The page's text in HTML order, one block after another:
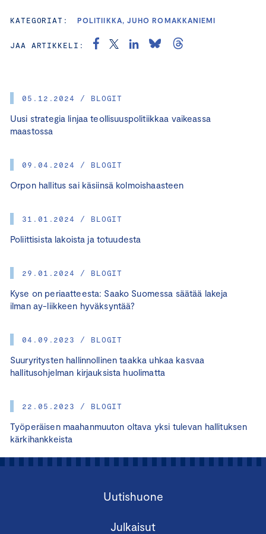
05.12.2024 / BLOGIT
Uusi strategia linjaa teollisuuspolitiikkaa vaikeassa
maastossa
09.04.2024 / BLOGIT
Orpon hallitus sai käsiinsä kolmoishaasteen
31.01.2024 / BLOGIT
Poliittisista lakoista ja totuudesta
29.01.2024 / BLOGIT
Kyse on periaatteesta: Saako Suomessa säätää lakeja
ilman ay-liikkeen hyväksyntää?
04.09.2023 / BLOGIT
Suuryritysten hallinnollinen taakka uhkaa kasvaa
hallitusohjelman kirjauksista huolimatta
22.05.2023 / BLOGIT
Työperäisen maahanmuuton oltava yksi tulevan hallituksen
kärkihankkeista
KATEGORIAT: POLITIIKKA, JUHO ROMAKKANIEMI
JAA ARTIKKELI:
Uutishuone
Julkaisut